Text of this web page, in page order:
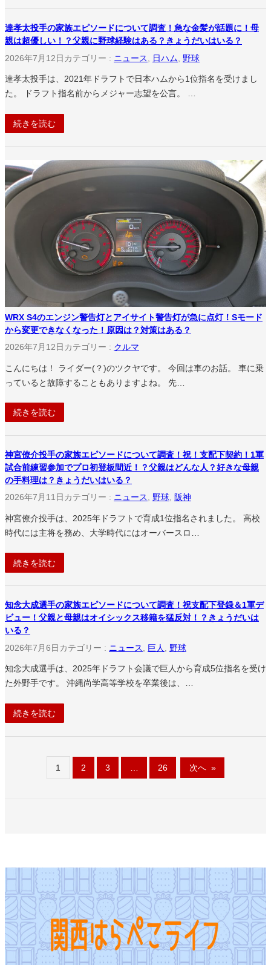
達孝太投手の家族エピソードについて調査！急な金髪が話題に！母
親は超優しい！？父親に野球経験はある？きょうだいはいる？
2026年7月12日 カテゴリー : ニュース 日ハム 野球
達孝太投手は、2021年ドラフトで日本ハムから1位指名を受けまし
た。 ドラフト指名前からメジャー志望を公言。 …
続きを読む
WRX S4のエンジン警告灯とアイサイト警告灯が急に点灯！Sモード
から変更できなくなった！原因は？対策はある？
2026年7月12日 カテゴリー : クルマ
こんにちは！ ライダー(？)のツクヤです。 今回は車のお話。 車に乗
っていると故障することもありますよね。 先…
続きを読む
神宮僚介投手の家族エピソードについて調査！祝！支配下契約！1軍
試合前練習参加でプロ初登板間近！？父親はどんな人？好きな母親
の手料理は？きょうだいはいる？
2026年7月11日 カテゴリー : ニュース, 野球, 阪神
神宮僚介投手は、2025年ドラフトで育成1位指名されました。 高校
時代には主将を務め、大学時代にはオーバースロ…
続きを読む
知念大成選手の家族エピソードについて調査！祝支配下登録＆1軍デ
ビュー！父親と母親はオイシックス移籍を猛反対！？きょうだいは
いる？
2026年7月6日 カテゴリー : ニュース 巨人 野球
知念大成選手は、2025年ドラフト会議で巨人から育成5位指名を受け
た外野手です。 沖縄尚学高等学校を卒業後は、…
続きを読む
1 2 3 26 次へ »